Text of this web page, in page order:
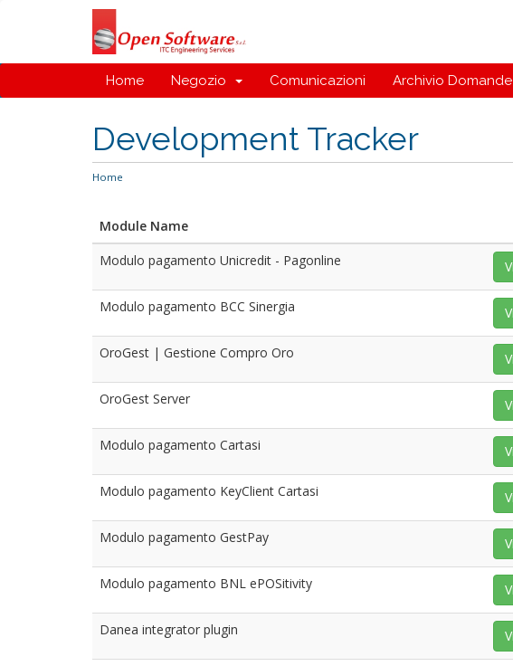
Home Negozio Comunicazioni Archivio Domande
Development Tracker
Home
Module Name
Modulo pagamento Unicredit - Pagonline
Modulo pagamento BCC Sinergia
OroGest | Gestione Compro Oro
OroGest Server
Modulo pagamento Cartasi
Modulo pagamento KeyClient Cartasi
Modulo pagamento GestPay
Modulo pagamento BNL ePOSitivity
Danea integrator plugin